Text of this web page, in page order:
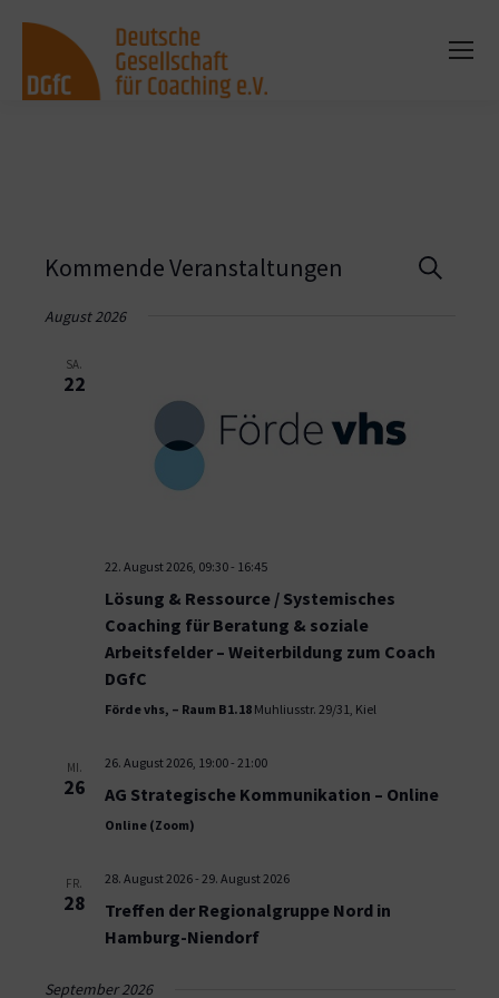
Suche
Kommende Veranstaltungen
August 2026
SA.
22
22. August 2026, 09:30- 16:45
Lösung & Ressource / Systemisches
Coaching für Beratung & soziale
Arbeitsfelder – Weiterbildung zum Coach
DGfC
Förde vhs, – Raum B1.18 Muhliusstr. 29/31, Kiel
MI.
26
26. August 2026, 19:00- 21:00
AG Strategische Kommunikation – Online
Online (Zoom)
FR.
28
28. August 2026- 29. August 2026
Treffen der Regionalgruppe Nord in
Hamburg-Niendorf
September 2026